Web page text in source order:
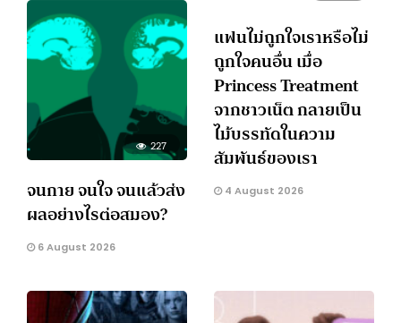
227
จนกาย จนใจ จนแล้วส่ง
ผลอย่างไรต่อสมอง?
6 August 2026
แฟนไม่ถูกใจเราหรือไม่
ถูกใจคนอื่น เมื่อ
Princess Treatment
จากชาวเน็ต กลายเป็น
ไม้บรรทัดในความ
สัมพันธ์ของเรา
4 August 2026